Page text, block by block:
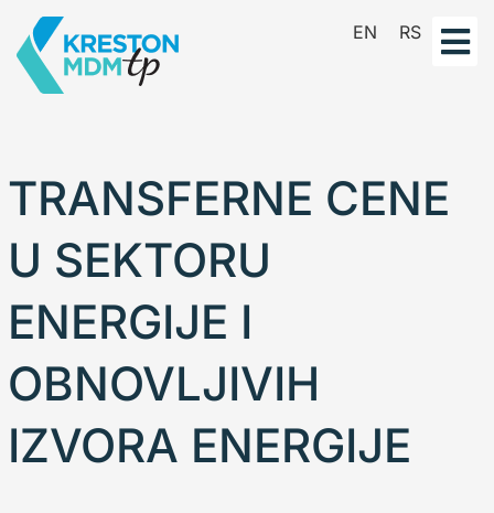
sadržaj
EN RS
TRANSFERNE CENE
U SEKTORU
ENERGIJE I
OBNOVLJIVIH
IZVORA ENERGIJE